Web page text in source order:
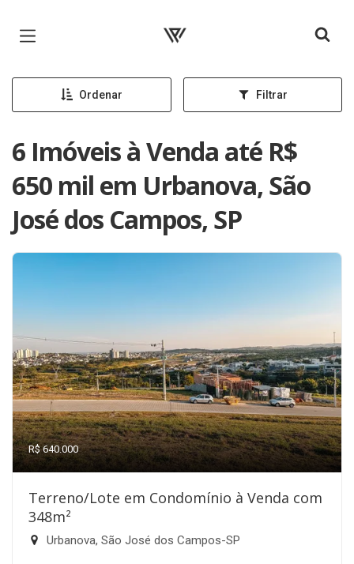
Página inicial
Ordenar Filtrar
6 Imóveis à Venda até R$
650 mil em Urbanova, São
José dos Campos, SP
R$ 640.000
Terreno/Lote em Condomínio à Venda com
348m²
Urbanova, São José dos Campos-SP